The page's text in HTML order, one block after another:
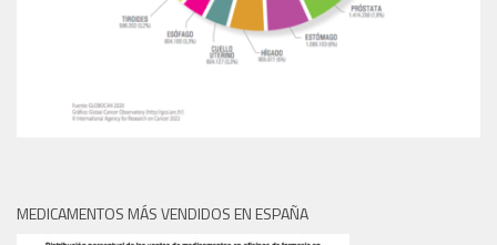
MEDICAMENTOS MÁS VENDIDOS EN ESPAÑA